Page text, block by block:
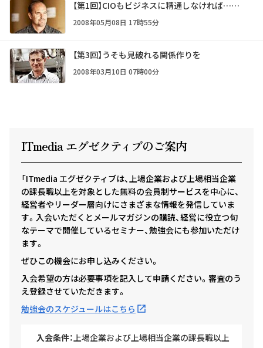
【第1回】CIOもビジネスに精通しなければ……
2008年05月08日 17時55分
【第3回】うそも見破れる関係作りを
2008年03月10日 07時00分
ITmedia エグゼクティ ブのご案内
「ITmedia エグゼクティブは、上場企業および上場相当企業
の課長職以上を対象とした無料の会員制サービスを中心に、
経営者やリーダー層向けにさまざまな情報を発信していま
す。入会いただくとメールマガジンの購読、経営に役立つ旬
なテーマで開催しているセミナー、勉強会にも参加いただけ
ます。
ぜひこの機会にお申し込みください。
入会希望の方は必要事項を記入して申請ください。審査のう
え登録させていただきます。
勉強会のスケジュールはこちら
入会条件： 上場企業および上場相当企業の課長職以上